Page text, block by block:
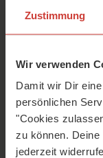
Zustimmung
Wir verwenden
Damit wir Dir
persönlichen
"Cookies
zu können.
jederzeit
von Vyāsa –
der Sutren.
Was
Kurs?